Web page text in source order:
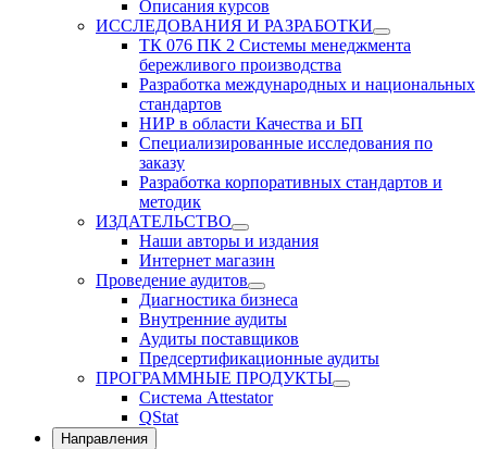
Описания курсов
ИССЛЕДОВАНИЯ И РАЗРАБОТКИ
ТК 076 ПК 2 Системы менеджмента
бережливого производства
Разработка международных и национальных
стандартов
НИР в области Качества и БП
Специализированные исследования по
заказу
Разработка корпоративных стандартов и
методик
ИЗДАТЕЛЬСТВО
Наши авторы и издания
Интернет магазин
Проведение аудитов
Диагностика бизнеса
Внутренние аудиты
Аудиты поставщиков
Предсертификационные аудиты
ПРОГРАММНЫЕ ПРОДУКТЫ
Система Attestator
QStat
Направления